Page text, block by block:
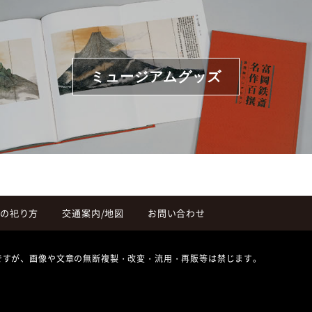
ミュージアムグッズ
祀り方 交通案内/地図 お問い合わせ
が、画像や文章の無断複製・改変・流用・再販等は禁じます。